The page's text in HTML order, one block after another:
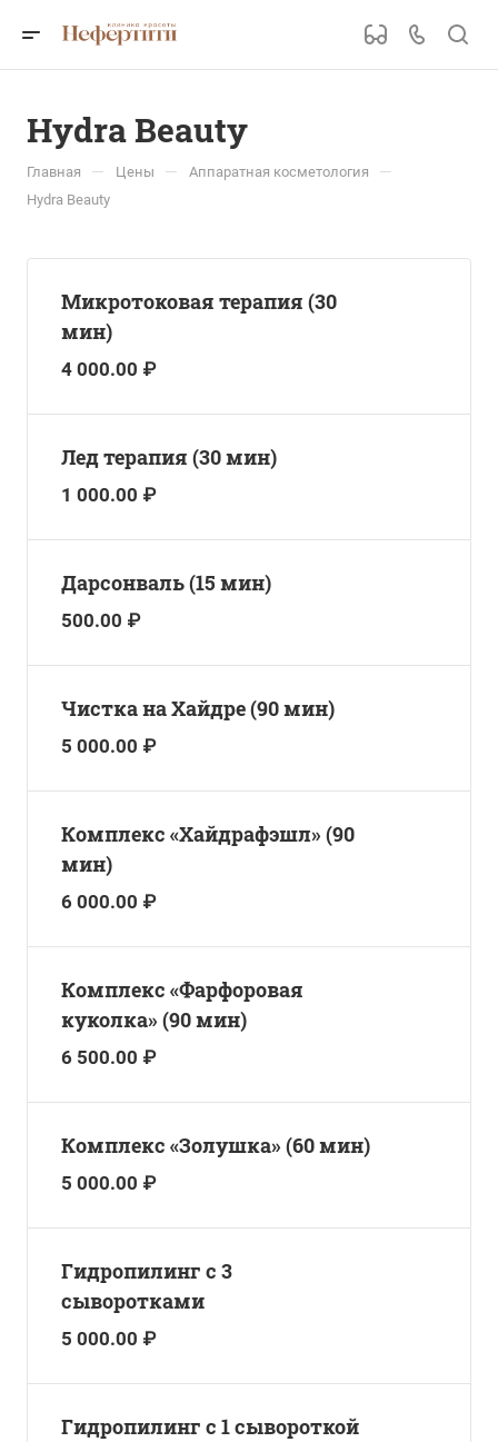
Hydra Beauty
Главная — Цены — Аппаратная косметология —
Hydra Beauty
Микротоковая терапия (30
мин)
4 000.00 ₽
Лед терапия (30 мин)
1 000.00 ₽
Дарсонваль (15 мин)
500.00 ₽
Чистка на Хайдре (90 мин)
5 000.00 ₽
Комплекс «Хайдрафэшл» (90
мин)
6 000.00 ₽
Комплекс «Фарфоровая
куколка» (90 мин)
6 500.00 ₽
Комплекс «Золушка» (60 мин)
5 000.00 ₽
Гидропилинг с 3
сыворотками
5 000.00 ₽
Гидропилинг с 1 сывороткой